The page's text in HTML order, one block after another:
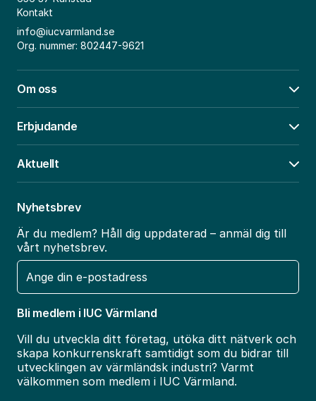
Kontakt
info@iucvarmland.se
Org. nummer: 802447-9621
Om oss
Erbjudande
Aktuellt
Nyhetsbrev
Är du medlem? Håll dig uppdaterad – anmäl dig till
vårt nyhetsbrev.
E-
post
Bli medlem i IUC Värmland
Vill du utveckla ditt företag, utöka ditt nätverk och
skapa konkurrenskraft samtidigt som du bidrar till
utvecklingen av värmländsk industri? Varmt
välkommen som medlem i IUC Värmland.